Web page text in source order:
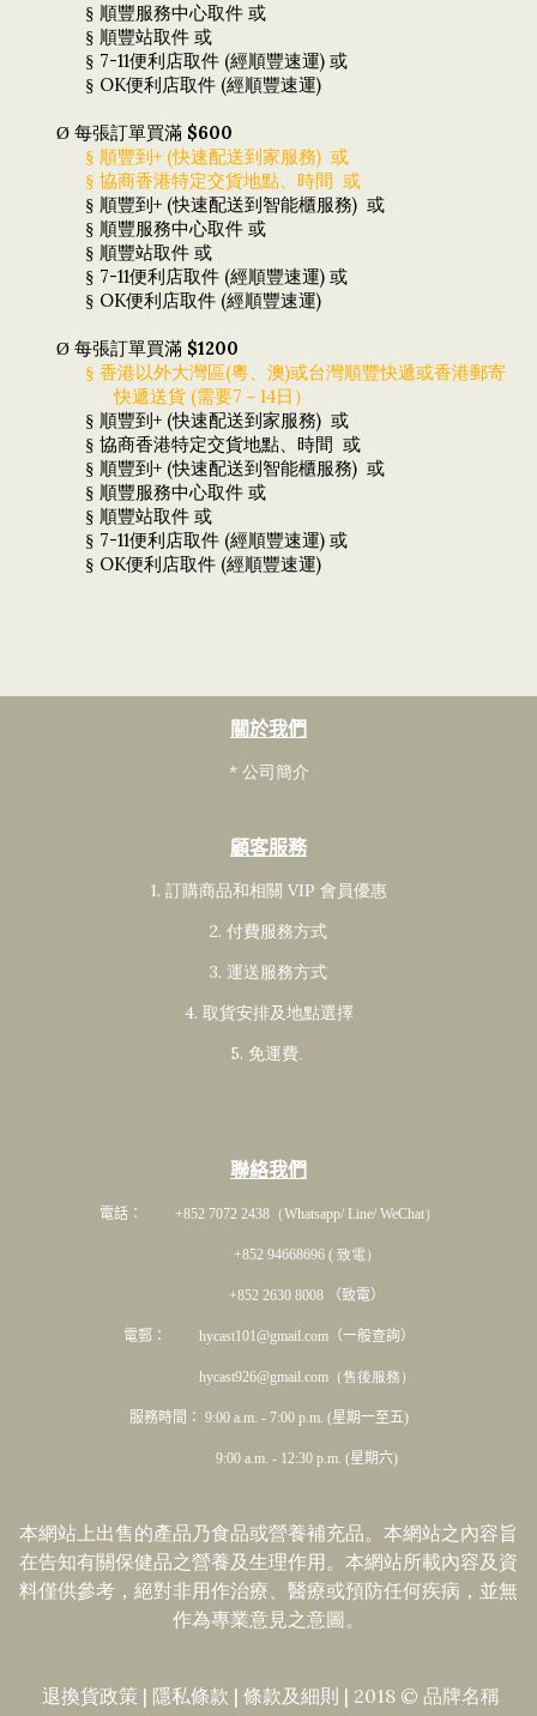
§ 順豐服務中心取件 或
§ 順豐站取件 或
§ 7-11便利店取件 (經順豐速運) 或
§ OK便利店取件 (經順豐速運)
Ø 每張訂單買滿 $600
§ 順豐到 + (快速配送到家服務) 或
§ 協商香港特定交貨地點、時間
或
§ 順豐到 + (快速配送到智能櫃服務) 或
§ 順豐服務中心取件 或
§ 順豐站取件 或
§ 7-11便利店取件 (經順豐速運) 或
§ OK便利店取件 (經順豐速運)
Ø 每張訂單買滿 $1200
§ 香港以外大灣區(粵、澳)或台灣順豐快遞或香港郵寄
快遞送貨 (需要7 － 14日）
§ 順豐到 + (快速配送到家服務) 或
§ 協商香港特定交貨地點、時間
或
§ 順豐到 + (快速配送到智能櫃服務) 或
§ 順豐服務中心取件 或
§ 順豐站取件 或
§ 7-11便利店取件 (經順豐速運) 或
§ OK便利店取件 (經順豐速運)
關於我們
* 公司簡介
顧客服務
1. 訂購商品和相關 VIP 會員優惠
2. 付費服務方式
3. 運送服務方式
4. 取貨安排及地點選擇
5. 免運費.
聯絡我們
電話： +852 7072 2438（Whatsapp/ Line/ WeChat）
+852 94668696 ( 致電）
+852 2630 8008 （致電）
電郵： hycast101@gmail.com（一般查詢）
hycast926@gmail.com（售後服務）
服務時間： 9:00 a.m. - 7:00 p.m. (星期一至五)
9:00 a.m. - 12:30 p.m. (星期六)
本網站上出售的產品乃食品或營養補充品。本網站之內容旨
在告知有關保健品之營養及生理作用。本網站所載內容及資
料僅供參考，絕對非用作治療、醫療或預防任何疾病，並無
作為專業意見之意圖。
退換貨政策 | 隱私條款 |​ 條款及細則 | 2018 © 品牌名稱